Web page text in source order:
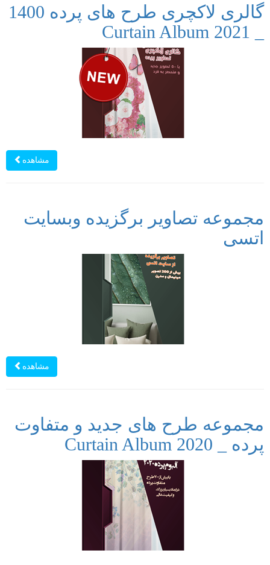
گالری لاکچری طرح های پرده 1400
مشاهده
مجموعه تصاویر برگزیده وبسایت
اتسی
مشاهده
مجموعه طرح های جدید و متفاوت
پرده _ Curtain Album 2020